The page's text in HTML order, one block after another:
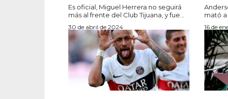
Es oficial, Miguel Herrera no seguirá
más al frente del Club Tijuana, y fue...
30 de abril de 2024
mató a
16 de